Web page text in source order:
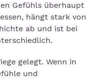
Gefühls überhaupt
hängt stark von
ab und ist bei
gelegt. Wenn in
und